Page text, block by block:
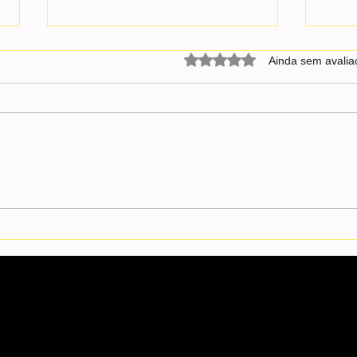
Nordeste
Avaliado com 0 de 5
Ainda sem